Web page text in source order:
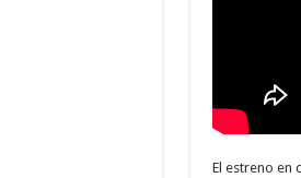
El estreno en